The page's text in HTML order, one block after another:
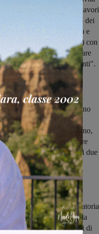
“mitigare” l’impatto dei lavori
Ecco, sempre uno dei
questo: Il confronto e
e di Polizia Municipale) con
dove si debbano portare
effetti degli interventi".
"Rimangono però
parla (nel
lungo la Pineta. Sappiano
misura rimettere in
e nel quartiere Oltrarno,
e quindi facendo rientrare
porta ( maxirotatoria tra i due
Suggeriamo loro
la realizzazione di due
e che sanerebbero
Vecchio: La passerella
Vecchio. Una nuova rotatoria
tutti richiamarci alla
ragione alle posizioni di